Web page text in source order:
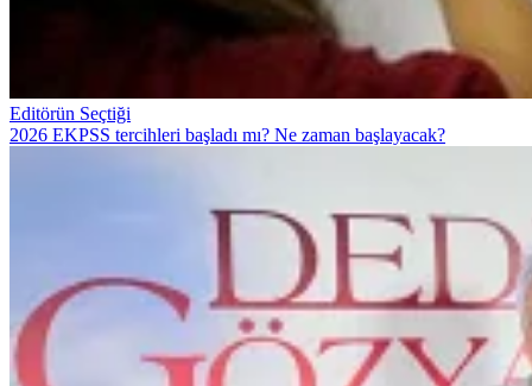
Editörün Seçtiği
2026 EKPSS tercihleri başladı mı? Ne zaman başlayacak?